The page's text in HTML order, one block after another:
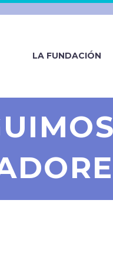
LA FUNDACIÓN